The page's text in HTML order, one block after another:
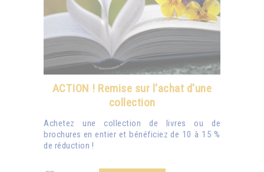
ACTION ! Remise sur l'achat d'une
collection
Achetez une collection de livres ou de
brochures en entier et bénéficiez de 10 à 15 %
de réduction !